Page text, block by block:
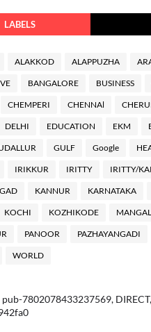
LABELS
ALAKKOD ALAPPUZHA
BANGALORE BUSINESS
CHEMPERI CHENNAl
DELHI EDUCATION EKM
GULF Google
IRIKKUR IRITTY IRITTY/
KANNUR KARNATAKA
KOCHI KOZHIKODE
PANOOR PAZHAYANGADI
WORLD
pub-7802078433237569, DIRECT,